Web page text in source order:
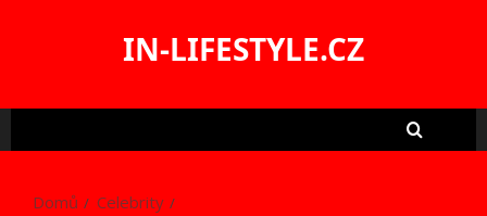
IN-LIFESTYLE.CZ
Domů
Celebrity